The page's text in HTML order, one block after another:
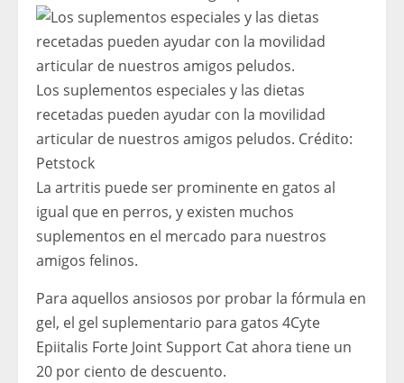
Los suplementos especiales y las dietas
recetadas pueden ayudar con la movilidad
articular de nuestros amigos peludos. Crédito:
Petstock
La artritis puede ser prominente en gatos al
igual que en perros, y existen muchos
suplementos en el mercado para nuestros
amigos felinos.
Para aquellos ansiosos por probar la fórmula en
gel, el gel suplementario para gatos 4Cyte
Epiitalis Forte Joint Support Cat ahora tiene un
20 por ciento de descuento.